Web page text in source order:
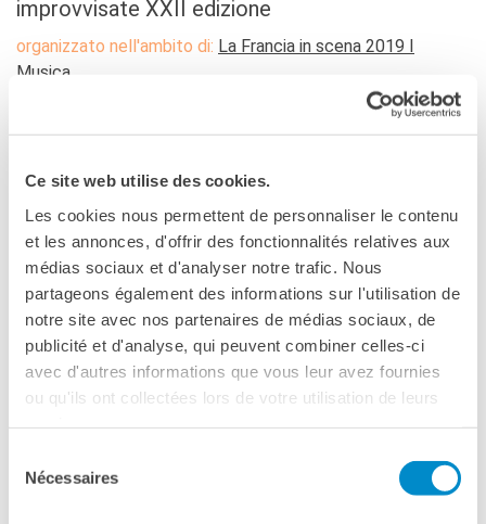
Ce site web utilise des cookies.
Les cookies nous permettent de personnaliser le contenu
et les annonces, d'offrir des fonctionnalités relatives aux
médias sociaux et d'analyser notre trafic. Nous
partageons également des informations sur l'utilisation de
notre site avec nos partenaires de médias sociaux, de
publicité et d'analyse, qui peuvent combiner celles-ci
avec d'autres informations que vous leur avez fournies
ou qu'ils ont collectées lors de votre utilisation de leurs
Nécessaires
improvvisate XXII edizione
organizzato nell'ambito di: La Francia in scena 2019 I
Musica
26 luglio - 12 settembre
2019
FESTIVAL
Una striscia di terra feconda ha inventato ormai 22 anni fa e